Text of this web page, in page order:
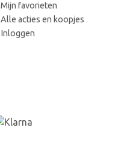
Mijn favorieten
Alle acties en koopjes
Inloggen